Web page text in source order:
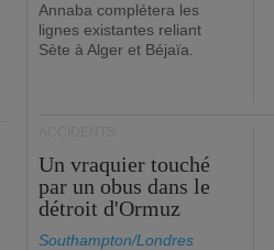
Annaba complétera les
lignes existantes reliant
Sète à Alger et Béjaïa.
Un vraquier touché
par un obus dans le
détroit d'Ormuz
Southampton/Londres